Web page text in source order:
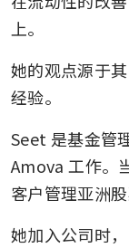
上。
她的观点源于
经验。
Seet 是基金管
Amova 工作。
客户管理亚洲股
她加入公司时